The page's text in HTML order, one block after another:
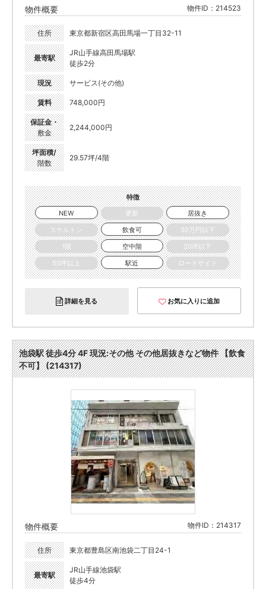
物件概要 物件ID：214523
住所 東京都新宿区高田馬場一丁目32-11
最寄駅
JR山手線高田馬場駅
徒歩2分
現況 サービス(その他)
賃料 748,000円
保証金・
敷金
2,244,000円
坪面積/
階数
29.57坪/4階
特徴
NEW
更新
居抜き
スケルトン
飲食可
30万円以下
1階
空中階
20坪以下
50坪以上
駅近 ロードサイド
詳細を見る お気に入りに追加
池袋駅 徒歩4分 4F 現況:その他 その他居抜きなど物件 【飲食
不可】 (214317)
物件概要 物件ID：214317
住所 東京都豊島区南池袋二丁目24-1
最寄駅
JR山手線池袋駅
徒歩4分